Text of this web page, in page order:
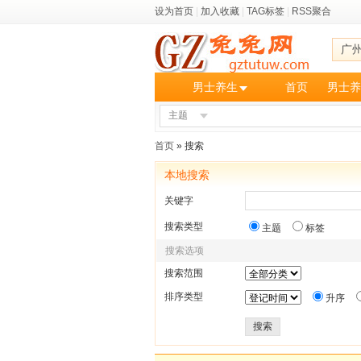
设为首页 加入收藏 TAG标签 RSS聚合
广
男士养生 首页 男士
主题
首页 » 搜索
本地搜索
关键字
搜索类型 主题
标签
搜索选项
搜索范围
排序类型 升序
搜索